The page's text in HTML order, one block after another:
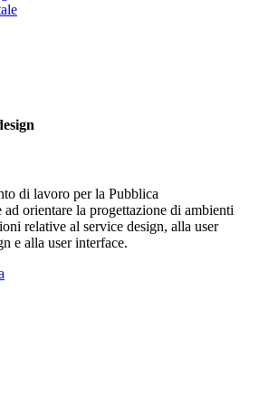
di lavoro per la Pubblica
orientare la progettazione di ambienti
relative al service design, alla user
e alla user interface.